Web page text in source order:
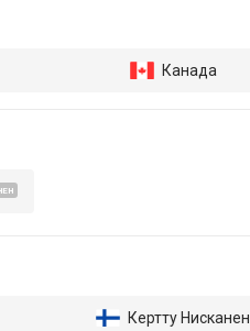
Канада
Кертту Нисканен